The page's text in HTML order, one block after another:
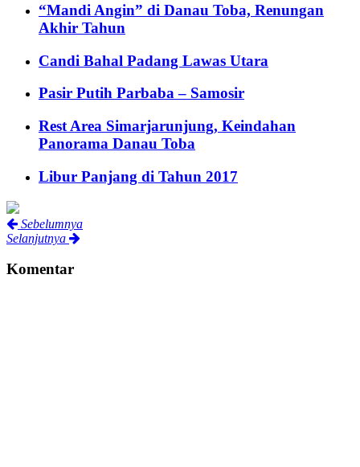
“Mandi Angin” di Danau Toba, Renungan
Akhir Tahun
Candi Bahal Padang Lawas Utara
Pasir Putih Parbaba – Samosir
Rest Area Simarjarunjung, Keindahan
Panorama Danau Toba
Libur Panjang di Tahun 2017
Sebelumnya
Selanjutnya
Komentar